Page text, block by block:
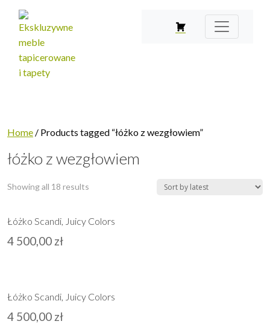
Home / Products tagged “łóżko z wezgłowiem”
łóżko z wezgłowiem
Showing all 18 results
Łóżko Scandi, Juicy Colors
4 500,00 zł
Łóżko Scandi, Juicy Colors
4 500,00 zł